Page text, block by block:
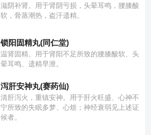
滋阴补肾。用于肾阴亏损，头晕耳鸣，腰膝酸
软，骨蒸潮热，盗汗遗精。
锁阳固精丸(同仁堂)
温肾固精。用于肾阳不足所致的腰膝酸软、头
晕耳鸣、遗精早泄。
泻肝安神丸(赛药仙)
清肝泻火，重镇安神。用于肝火旺盛、心神不
宁所致的失眠多梦、心烦；神经衰弱见上述证
候者。